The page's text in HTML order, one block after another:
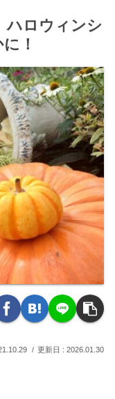
ハロウィンシ
！
2026.01.30